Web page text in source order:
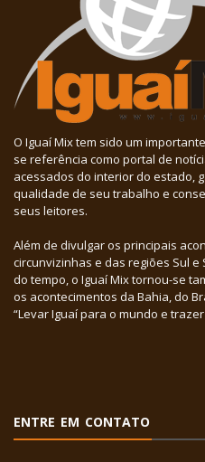
O Iguaí Mix tem sido um
se referência como portal de
acessados do interior do estado,
qualidade de seu trabalho e
seus leitores.
Além de divulgar os principais
circunvizinhas e das regiões Sul
do tempo, o Iguaí Mix tornou-se
os acontecimentos da Bahia, do
“Levar Iguaí para o mundo e
ENTRE EM CONTATO